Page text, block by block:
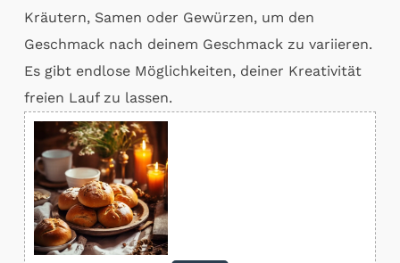
Kräutern, Samen oder Gewürzen, um den
Geschmack nach deinem Geschmack zu variieren.
Es gibt endlose Möglichkeiten, deiner Kreativität
freien Lauf zu lassen.